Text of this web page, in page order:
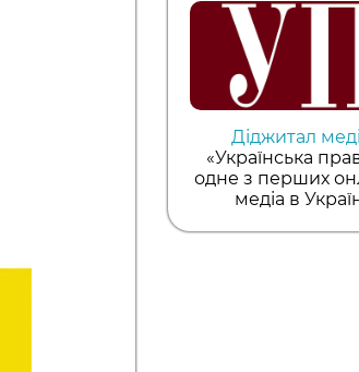
Діджитал
«Українська
одне з перших
медіа в